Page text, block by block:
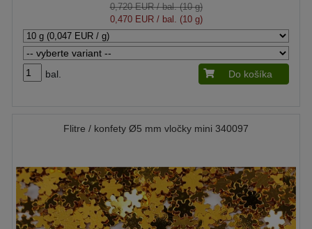
0,720 EUR/ bal. (10 g)
0,470 EUR/ bal. (10 g)
bal. Do košíka
Flitre / konfety Ø5 mm vločky mini 340097